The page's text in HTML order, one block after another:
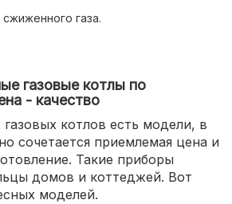
газа.
газовые котлы по
- качество
котлов есть модели, в
сочетается приемлемая цена и
Такие приборы
домов и коттеджей. Вот
моделей.